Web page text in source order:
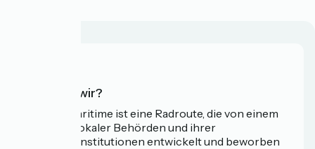
Wer sind wir?
Die Vélomaritime ist eine Radroute, die von einem
Netzwerk lokaler Behörden und ihrer
Tourismusinstitutionen entwickelt und beworben